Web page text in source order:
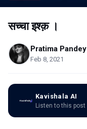
सच्चा इश्क़ ।
Pratima Pandey
Feb 8, 2021
Kavishala AI
Listen to this post